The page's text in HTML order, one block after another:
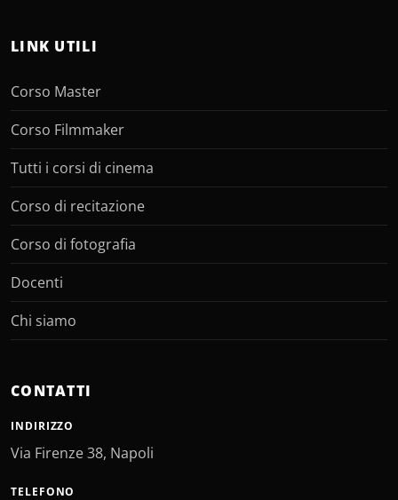
LINK UTILI
Corso Master
Corso Filmmaker
Tutti i corsi di cinema
Corso di recitazione
Corso di fotografia
Docenti
Chi siamo
CONTATTI
INDIRIZZO
Via Firenze 38, Napoli
TELEFONO